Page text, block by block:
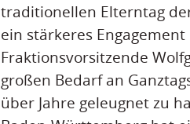
traditionellen Elterntag
ein stärkeres Engagement
Fraktionsvorsitzende
großen Bedarf an
über Jahre geleugnet zu